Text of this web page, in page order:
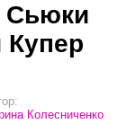
Сьюки
Купер
Колесниченко